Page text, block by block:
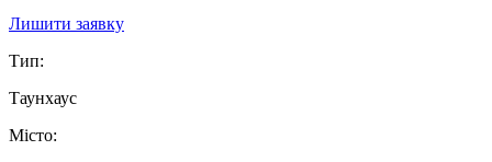
Лишити заявку
Тип:
Таунхаус
Місто: